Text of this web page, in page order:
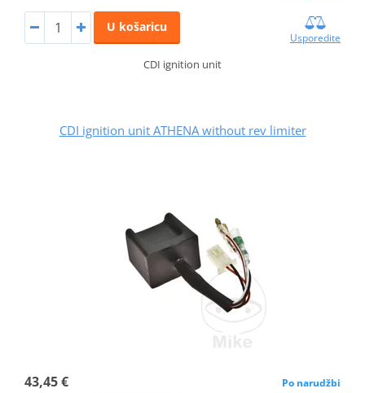
U košaricu
Usporedite
CDI ignition unit
CDI ignition unit ATHENA without rev limiter
43,45 € Po narudžbi